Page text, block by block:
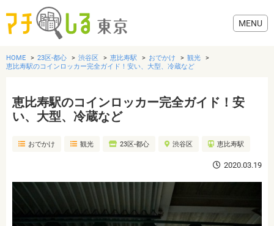
グルメ
美容・健康
歯医者・病院
おでかけ
HOME 23区-都心 渋谷区 恵比寿駅 おでかけ
観光
恵比寿駅のコインロッカー完全ガイド！安い、大型、冷蔵など
恵比寿駅のコインロッカー完全ガイド！安
い、大型、冷蔵など
おでかけ 観光 23区-都心 渋谷区 恵比寿駅
2020.03.19